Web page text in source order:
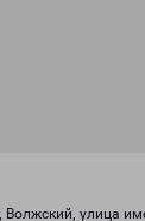
Волжский, улица